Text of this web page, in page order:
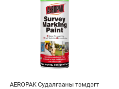
AEROPAK Судалгааны тэмдэгт